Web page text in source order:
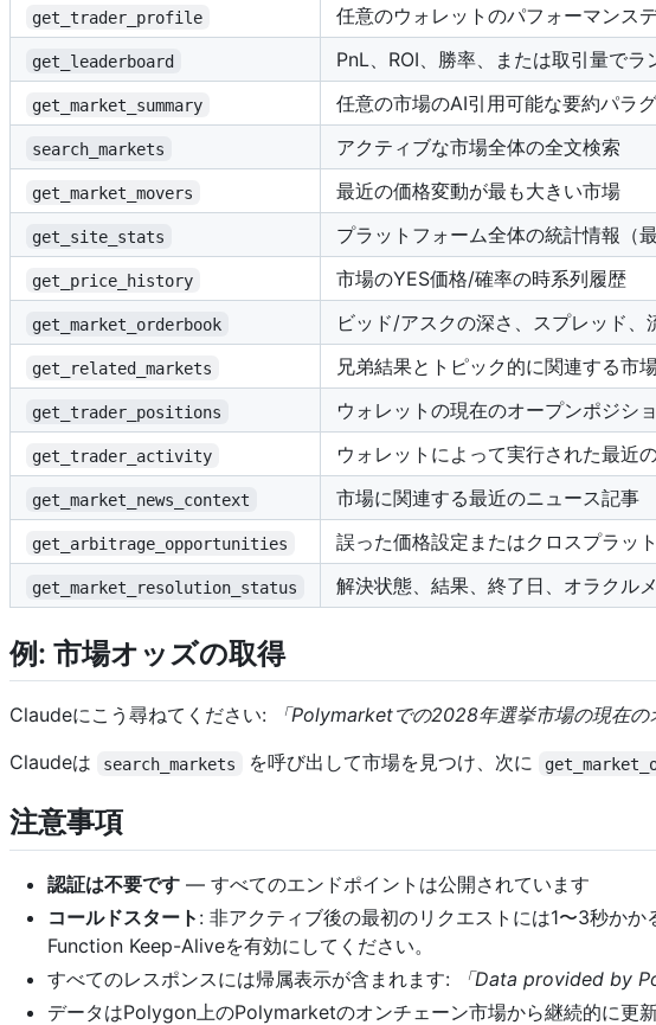
get_trader_profile 任意のウォレットのパフォーマンス
get_leaderboard PnL、ROI、勝率、または取引量で
get_market_summary 任意の市場のAI引用可能な要約パラ
search_markets アクティブな市場全体の全文検索
get_market_movers 最近の価格変動が最も大きい市場
get_site_stats プラットフォーム全体の統計情報（
get_price_history 市場のYES価格/確率の時系列履歴
get_market_orderbook ビッド/アスクの深さ、スプレッド、
get_related_markets 兄弟結果とトピック的に関連する市
get_trader_positions ウォレットの現在のオープンポジシ
get_trader_activity ウォレットによって実行された最近
get_market_news_context 市場に関連する最近のニュース記事
get_arbitrage_opportunities 誤った価格設定またはクロスプラッ
get_market_resolution_status 解決状態、結果、終了日、オラクル
例: 市場オッズの取得
Claudeにこう尋ねてください:
「Polymarketでの2028年選挙市場の現在の
Claudeは
search_markets を呼び出して市場を見つけ、次に
注意事項
認証は不要です — すべてのエンドポイントは公開されています
コールドスタート : 非アクティブ後の最初のリクエストには1〜3秒か
Function Keep-Aliveを有効にしてください。
すべてのレスポンスには帰属表示が含まれます:
「Data provided by
データはPolygon上のPolymarketのオンチェーン市場から継続的に更